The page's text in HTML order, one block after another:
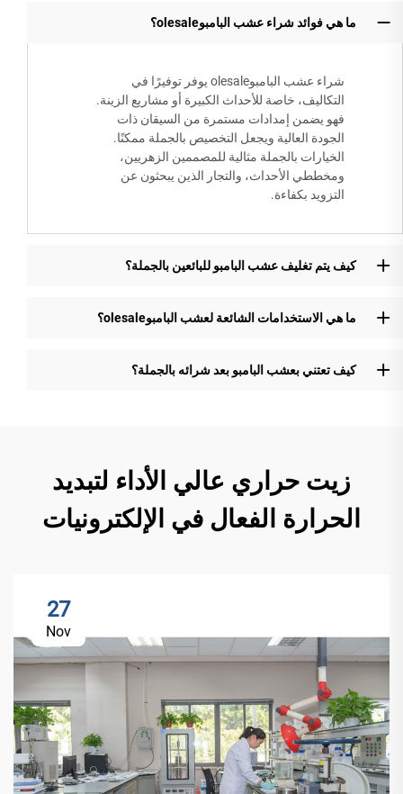
ما هي فوائد شراء عشب البامبوolesale؟
شراء عشب البامبوolesale يوفر توفيرًا في
التكاليف، خاصة للأحداث الكبيرة أو مشاريع الزينة.
فهو يضمن إمدادات مستمرة من السيقان ذات
الجودة العالية ويجعل التخصيص بالجملة ممكنًا.
الخيارات بالجملة مثالية للمصممين الزهريين،
ومخططي الأحداث، والتجار الذين يبحثون عن
التزويد بكفاءة.
كيف يتم تغليف عشب البامبو للبائعين بالجملة؟
ما هي الاستخدامات الشائعة لعشب البامبوolesale؟
كيف تعتني بعشب البامبو بعد شرائه بالجملة؟
زيت حراري عالي الأداء لتبديد
الحرارة الفعال في الإلكترونيات
27
Nov